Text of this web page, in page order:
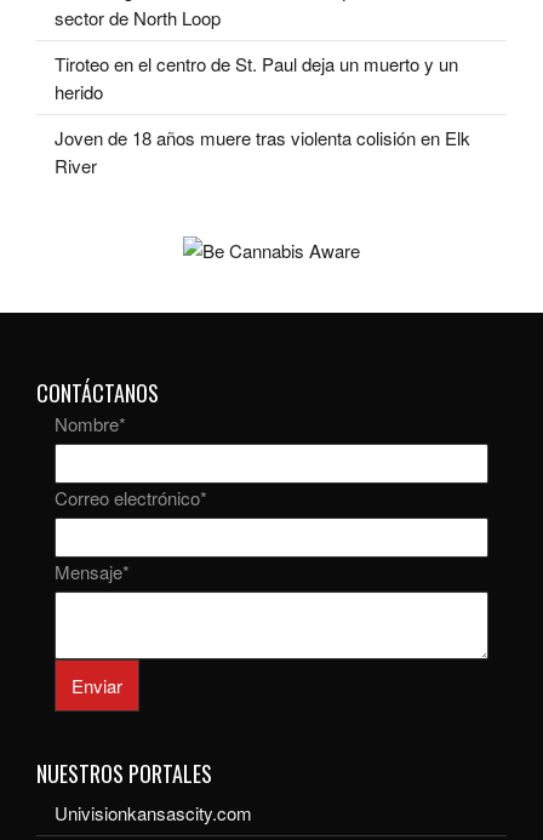
sector de North Loop
Tiroteo en el centro de St. Paul deja un muerto y un
herido
Joven de 18 años muere tras violenta colisión en Elk
River
CONTÁCTANOS
Nombre*
Correo electrónico*
Mensaje*
Enviar
NUESTROS PORTALES
Univisionkansascity.com